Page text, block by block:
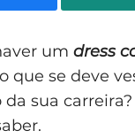
um dress
que se deve
sua